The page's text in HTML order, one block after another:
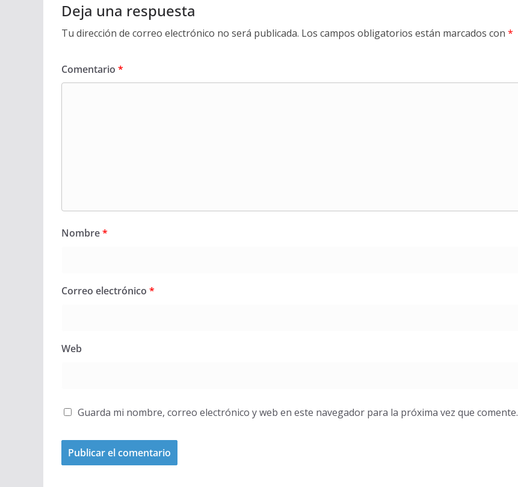
Deja una respuesta
Tu dirección de correo electrónico no será publicada. Los campos obligatorios están marcados con *
Comentario *
Nombre*
Correo electrónico *
Web
Guarda mi nombre, correo electrónico y web en este navegador para la próxima vez que comente.